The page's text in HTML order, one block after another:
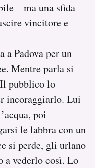
– ma una sfida
vincitore e
a Padova per un
Mentre parla si
pubblico lo
incoraggiarlo. Lui
poi
le labbra con un
si perde, gli urlano
a vederlo così. Lo